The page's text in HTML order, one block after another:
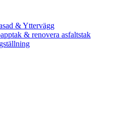
& Yttervägg
& renovera asfaltstak